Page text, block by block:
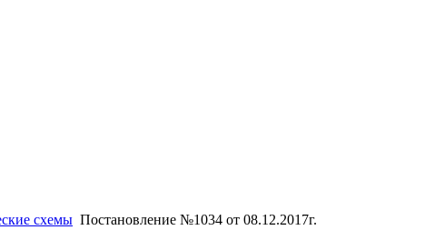
схемы Постановление №1034 от 08.12.2017г.